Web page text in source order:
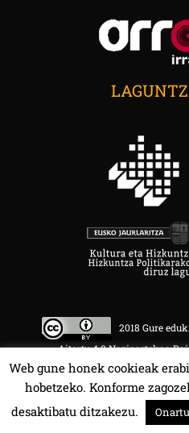
2018 Gure
Aitortu 4.0 Nazioartekoa
HALA BEDI BAT 107.4
Web gune honek cookieak
hobetzeko. Konforme
desaktibatu ditzakezu.
Onartu